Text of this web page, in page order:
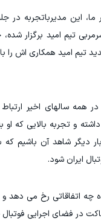
ما، این مدیرباتجربه در
تیم امید برگزار
تیم امید همکاری اش را
همه سالهای اخیر
و تجربه بالایی که او
دیگر شاهد آن باشیم
ایران شود.
چه اتفاقاتی رخ می دهد
در فضای اجرایی فوتبال